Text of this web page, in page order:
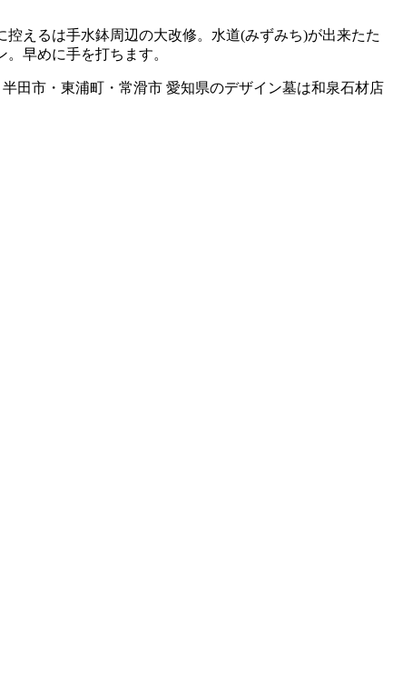
えるは手水鉢周辺の大改修。水道(みずみち)が出来たた
早めに手を打ちます。
田市・東浦町・常滑市 愛知県のデザイン墓は和泉石材店